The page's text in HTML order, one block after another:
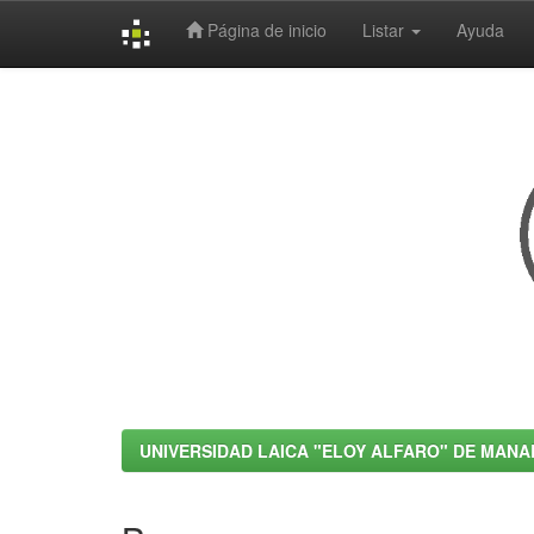
Página de inicio Listar Ayuda
UNIVERSIDAD LAICA "ELOY ALFARO" DE